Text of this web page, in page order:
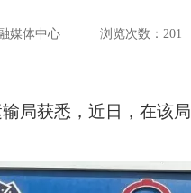
媒体中心 浏览次数： 201
局获悉，近日，在该